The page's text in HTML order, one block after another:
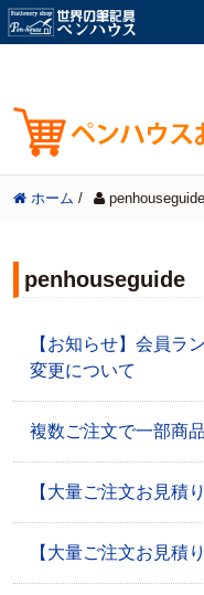
ホーム / penhouseguide
penhouseguide
【お知らせ】会員ラ
変更について
複数ご注文で一部商
【大量ご注文お見積
【大量ご注文お見積